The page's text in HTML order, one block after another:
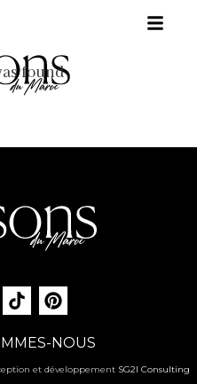
found
NOUS
et développement SG2I Consulting